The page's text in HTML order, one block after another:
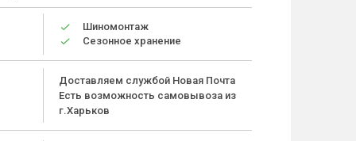
Шиномонтаж
Сезонное хранение
Доставляем службой Новая Почта
Есть возможность самовывоза из
г.Харьков